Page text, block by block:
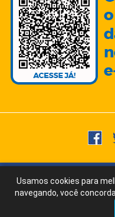
Copyright © 2015 -2026-
Ícones/Imagens by Freepik |
Tudo posso naquele
Usamos cookies para
navegando, você
Fale Conosco
via WhatsApp